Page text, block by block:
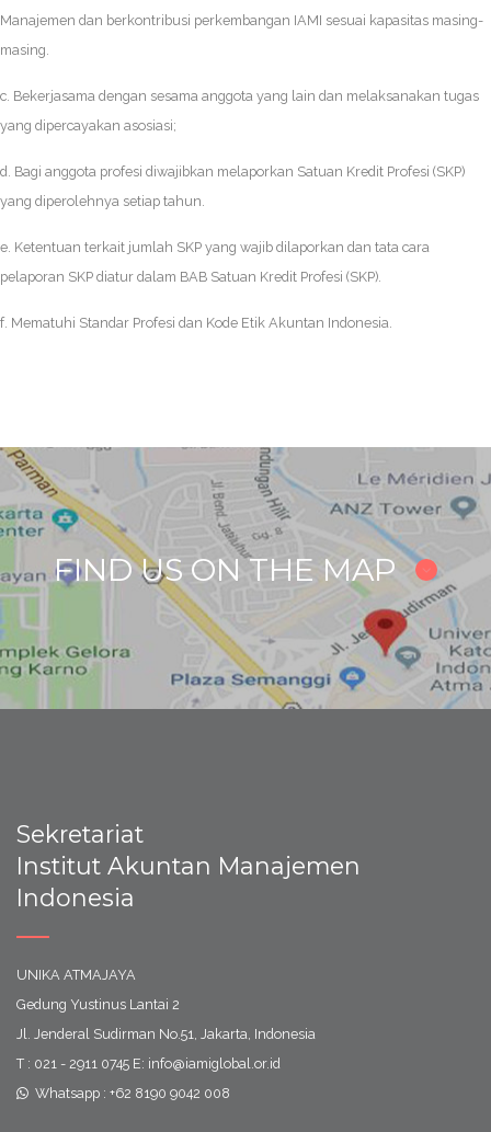
Manajemen dan berkontribusi perkembangan IAMI sesuai kapasitas masing-
masing.
c. Bekerjasama dengan sesama anggota yang lain dan melaksanakan tugas
yang dipercayakan asosiasi;
d. Bagi anggota profesi diwajibkan melaporkan Satuan Kredit Profesi (SKP)
yang diperolehnya setiap tahun.
e. Ketentuan terkait jumlah SKP yang wajib dilaporkan dan tata cara
pelaporan SKP diatur dalam BAB Satuan Kredit Profesi (SKP).
f. Mematuhi Standar Profesi dan Kode Etik Akuntan Indonesia.
FIND US ON THE MAP
Sekretariat
Institut Akuntan Manajemen
Indonesia
UNIKA ATMAJAYA
Gedung Yustinus Lantai 2
Jl. Jenderal Sudirman No.51, Jakarta, Indonesia
T : 021 - 2911 0745 E: info@iamiglobal.or.id
Whatsapp : +62 8190 9042 008